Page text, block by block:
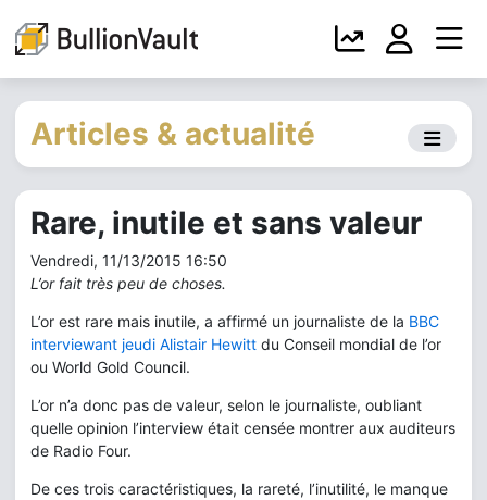
Articles & actualité
Rare, inutile et sans valeur
Vendredi, 11/13/2015 16:50
L’or fait très peu de choses.
L’or est rare mais inutile, a affirmé un journaliste de la BBC
interviewant jeudi Alistair Hewitt du Conseil mondial de l’or
ou World Gold Council.
L’or n’a donc pas de valeur, selon le journaliste, oubliant
quelle opinion l’interview était censée montrer aux auditeurs
de Radio Four.
De ces trois caractéristiques, la rareté, l’inutilité, le manque